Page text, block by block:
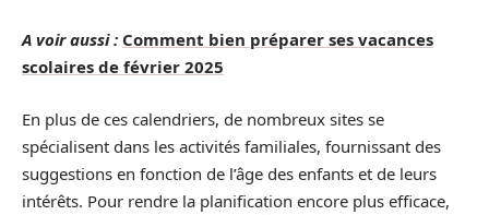
A voir aussi : Comment bien préparer ses vacances
scolaires de février 2025
En plus de ces calendriers, de nombreux sites se
spécialisent dans les activités familiales, fournissant des
suggestions en fonction de l’âge des enfants et de leurs
intérêts. Pour rendre la planification encore plus efficace,